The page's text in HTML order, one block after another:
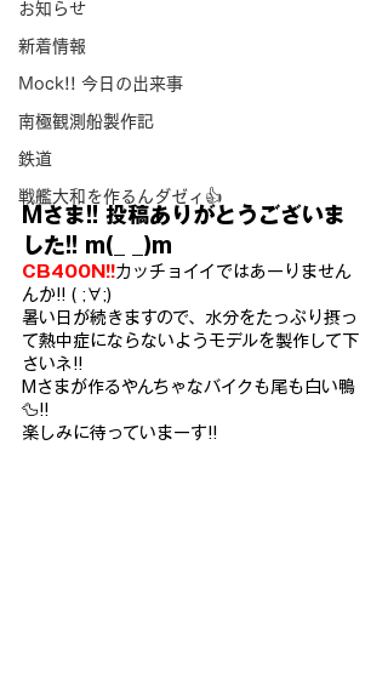
お知らせ
新着情報
Mock!! 今日の出来事
南極観測船製作記
鉄道
戦艦大和を作るんダゼィ👍
Mさま!! 投稿ありがとうございま
した!! m(_ _)m
CB400N!!カッチョイイではあーりません
んか!! ( ;∀;)
暑い日が続きますので、水分をたっぷり摂っ
て熱中症にならないようモデルを製作して下
さいネ!!
Mさまが作るやんちゃなバイクも尾も白い鴨
🦆!!
楽しみに待っていまーす!!